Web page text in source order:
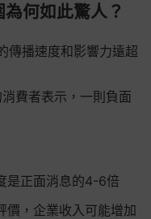
何如此驚人？
傳播速度和影響力遠超
消費者表示，一則負面
是正面消息的4-6倍
價，企業收入可能增加